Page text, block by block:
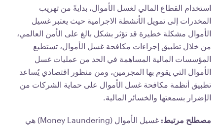
استخدام القطاع المالي لغسل الأموال، بدايةً من تهريب
المخدرات إلى تمويل الأنشطة الاجرامية حيث يعتبر غسيل
الأموال مشكلة خطيرة قد تؤثر بشكل بالغ على الأمن العالمي،
من خلال تطبيق إجراءات مكافحة غسل الأموال، تستطيع
المؤسسات المالية المساهمة في الحد من عمليات غسل
الأموال التي يقوم بها المجرمين، ومن منظور اقتصادي يُساعد
تطبيق أنظمة مكافحة غسل الأموال على حماية الشركات من
الإضرار بسمعتها والخسائر المالية.
مصطلح مرتبط:
غسيل الأموال (Money Laundering) هي